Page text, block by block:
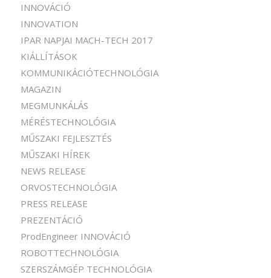
INNOVÁCIÓ
INNOVATION
IPAR NAPJAI MACH-TECH 2017
KIÁLLÍTÁSOK
KOMMUNIKÁCIÓTECHNOLÓGIA
MAGAZIN
MEGMUNKÁLÁS
MÉRÉSTECHNOLÓGIA
MŰSZAKI FEJLESZTÉS
MŰSZAKI HÍREK
NEWS RELEASE
ORVOSTECHNOLÓGIA
PRESS RELEASE
PREZENTÁCIÓ
ProdEngineer INNOVÁCIÓ
ROBOTTECHNOLÓGIA
SZERSZÁMGÉP TECHNOLÓGIA